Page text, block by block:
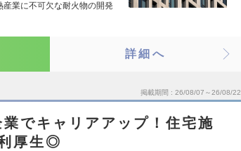
業に不可欠な耐火物の開発
詳細へ
掲載期間 26/08/07～26/08/22
業でキャリアアップ！住宅施
厚生◎